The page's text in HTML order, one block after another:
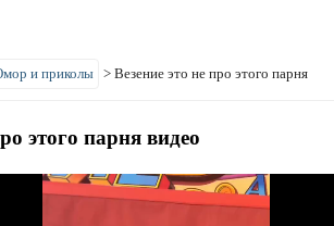
и приколы > Везение это не про этого парня
этого парня видео